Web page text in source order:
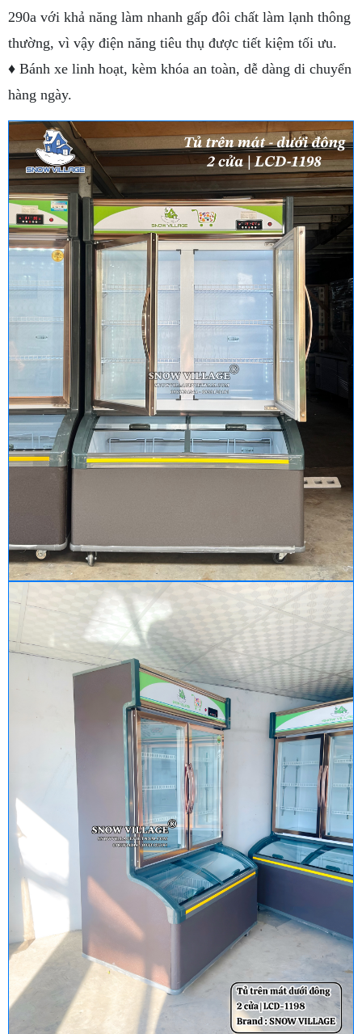
290a với khả năng làm nhanh gấp đôi chất làm lạnh thông
thường, vì vậy điện năng tiêu thụ được tiết kiệm tối ưu.
♦ Bánh xe linh hoạt, kèm khóa an toàn, dễ dàng di chuyển
hàng ngày.